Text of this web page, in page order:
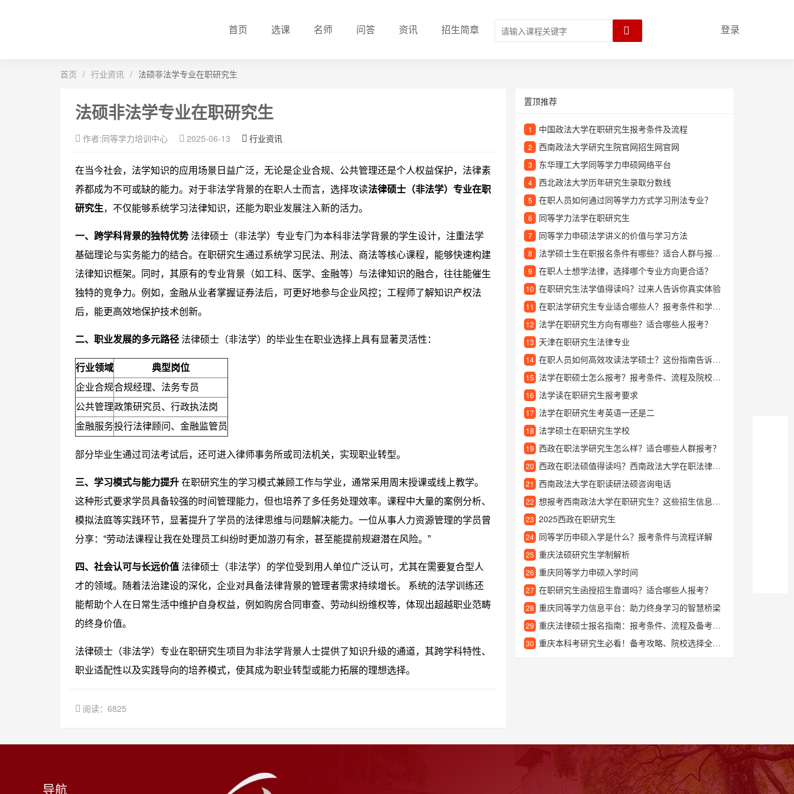
首页 选课 名师 问答 资讯 招生简章 登录
首页 / 行业资讯 / 法硕非法学专业在职研究生
法硕非法学专业在职研究生
作者:同等学力培训中心 2025-06-13 行业资讯
在当今社会，法学知识的应用场景日益广泛，无论是企业合规、公共管理还是个人权益保护，法律素
养都成为不可或缺的能力。对于非法学背景的在职人士而言，选择攻读法律硕士（非法学）专业在职
研究生，不仅能够系统学习法律知识，还能为职业发展注入新的活力。
一、跨学科背景的独特优势 法律硕士（非法学）专业专门为本科非法学背景的学生设计，注重法学
基础理论与实务能力的结合。在职研究生通过系统学习民法、刑法、商法等核心课程，能够快速构建
法律知识框架。同时，其原有的专业背景（如工科、医学、金融等）与法律知识的融合，往往能催生
独特的竞争力。例如，金融从业者掌握证券法后，可更好地参与企业风控；工程师了解知识产权法
后，能更高效地保护技术创新。
二、职业发展的多元路径 法律硕士（非法学）的毕业生在职业选择上具有显著灵活性：
行业领域
典型岗位
企业合规合规经理、法务专员
公共管理政策研究员、行政执法岗
金融服务投行法律顾问、金融监管员
部分毕业生通过司法考试后，还可进入律师事务所或司法机关，实现职业转型。
三、学习模式与能力提升 在职研究生的学习模式兼顾工作与学业，通常采用周末授课或线上教学。
这种形式要求学员具备较强的时间管理能力，但也培养了多任务处理效率。课程中大量的案例分析、
模拟法庭等实践环节，显著提升了学员的法律思维与问题解决能力。一位从事人力资源管理的学员曾
分享：“劳动法课程让我在处理员工纠纷时更加游刃有余，甚至能提前规避潜在风险。”
四、社会认可与长远价值 法律硕士（非法学）的学位受到用人单位广泛认可，尤其在需要复合型人
才的领域。随着法治建设的深化，企业对具备法律背景的管理者需求持续增长。 系统的法学训练还
能帮助个人在日常生活中维护自身权益，例如购房合同审查、劳动纠纷维权等，体现出超越职业范畴
的终身价值。
法律硕士（非法学）专业在职研究生项目为非法学背景人士提供了知识升级的通道，其跨学科特性、
职业适配性以及实践导向的培养模式，使其成为职业转型或能力拓展的理想选择。
阅读：6825
置顶推荐
1 中国政法大学在职研究生报考条件及流程
2 西南政法大学研究生院官网招生网官网
3 东华理工大学同等学力申硕网络平台
4 西北政法大学历年研究生录取分数线
5 在职人员如何通过同等学力方式学习刑法专业？
6 同等学力法学在职研究生
7 同等学力申硕法学讲义的价值与学习方法
8 法学硕士生在职报名条件有哪些？适合人群与报考流程详解
9 在职人士想学法律，选择哪个专业方向更合适？
10 在职研究生法学值得读吗？过来人告诉你真实体验
11 在职法学研究生专业适合哪些人？报考条件和学习内容详解
12 法学在职研究生方向有哪些？适合哪些人报考？
13 天津在职研究生法律专业
14 在职人员如何高效攻读法学硕士？这份指南告诉你答案
15 法学在职硕士怎么报考？报考条件、流程及院校选择全攻略
16 法学读在职研究生报考要求
17 法学在职研究生考英语一还是二
18 法学硕士在职研究生学校
19 西政在职法学研究生怎么样？适合哪些人群报考？
20 西政在职法硕值得读吗？西南政法大学在职法律硕士项目深度解析
21 西南政法大学在职读研法硕咨询电话
22 想报考西南政法大学在职研究生？这些招生信息你得提前了解
23 2025西政在职研究生
24 同等学历申硕入学是什么？报考条件与流程详解
25 重庆法硕研究生学制解析
26 重庆同等学力申硕入学时间
27 在职研究生函授招生靠谱吗？适合哪些人报考？
28 重庆同等学力信息平台：助力终身学习的智慧桥梁
29 重庆法律硕士报名指南：报考条件、流程及备考建议
30 重庆本科考研究生必看！备考攻略、院校选择全解析
导航